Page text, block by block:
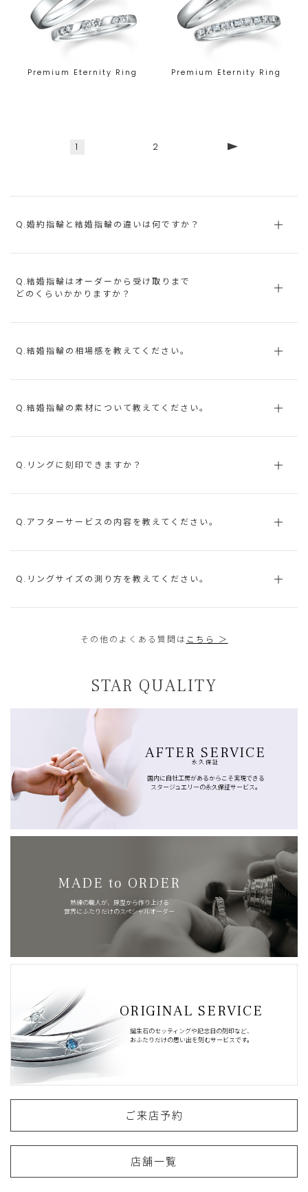
Premium Eternity Ring Premium Eternity Ring
1 2
Q.婚約指輪と結婚指輪の違いは何ですか？
Q.結婚指輪はオーダーから受け取りまで
どのくらいかかりますか？
Q.結婚指輪の相場感を教えてください。
Q.結婚指輪の素材について教えてください。
Q.リングに刻印できますか？
Q.アフターサービスの内容を教えてください。
Q.リングサイズの測り方を教えてください。
その他のよくある質問は こちら ＞
STAR QUALITY
AFTER SERVICE
永久保証
国内に自社工房があるからこそ実現できる
スタージュエリーの永久保証サービス。
MADE to ORDER
熟練の職人が、原型から作り上げる
世界にふたりだけのスペシャルオーダー
ORIGINAL SERVICE
誕生石のセッティングや記念日の刻印など、
おふたりだけの思い出を刻むサービスです。
ご来店予約
店舗一覧